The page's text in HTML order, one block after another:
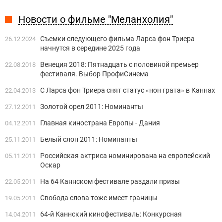
Новости о фильме "Меланхолия"
26.12.2024 Съемки следующего фильма Ларса фон Триера
начнутся в середине 2025 года
22.08.2018
Венеция 2018: Пятнадцать с половиной премьер
фестиваля. Выбор ПрофиСинема
22.04.2013 С Ларса фон Триера снят статус «нон грата» в Каннах
27.12.2011 Золотой орел 2011: Номинанты
04.12.2011 Главная кинострана Европы - Дания
25.11.2011 Белый слон 2011: Номинанты
05.11.2011
Российская актриса номинирована на европейский
Оскар
22.05.2011 На 64 Каннском фестивале раздали призы
19.05.2011 Свобода слова тоже имеет границы
14.04.2011
64-й Каннский кинофестиваль: Конкурсная